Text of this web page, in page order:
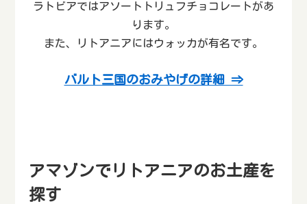
ラトビアではアソートトリュフチョコレートがあ
ります。
また、リトアニアにはウォッカが有名です。
バルト三国のおみやげの詳細 ⇒
アマゾンでリトアニアのお土産を
探す